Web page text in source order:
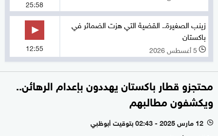
25:58
زينب الصغيرة.. القضية التي هزت الضمائر في
باكستان
l 5 أغسطس 2026 12:55
محتجزو قطار باكستان يهددون بإعدام الرهائن..
ويكشفون مطالبهم
l 12 مارس 2025 - 02:43 بتوقيت أبوظبي